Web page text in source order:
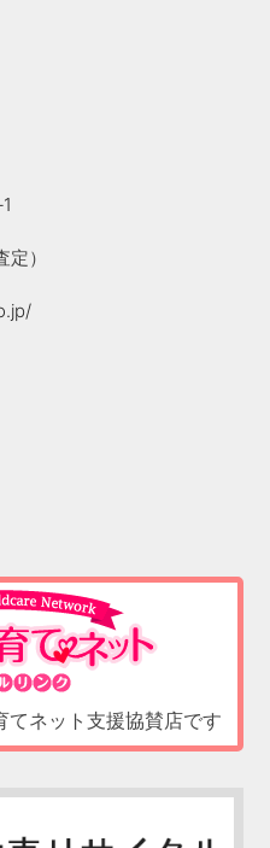
）
てネット支援協賛店です